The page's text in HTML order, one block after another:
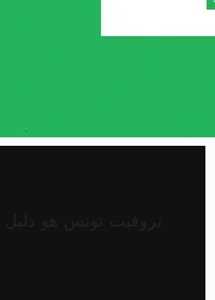
تروفيت تونس هو دليل